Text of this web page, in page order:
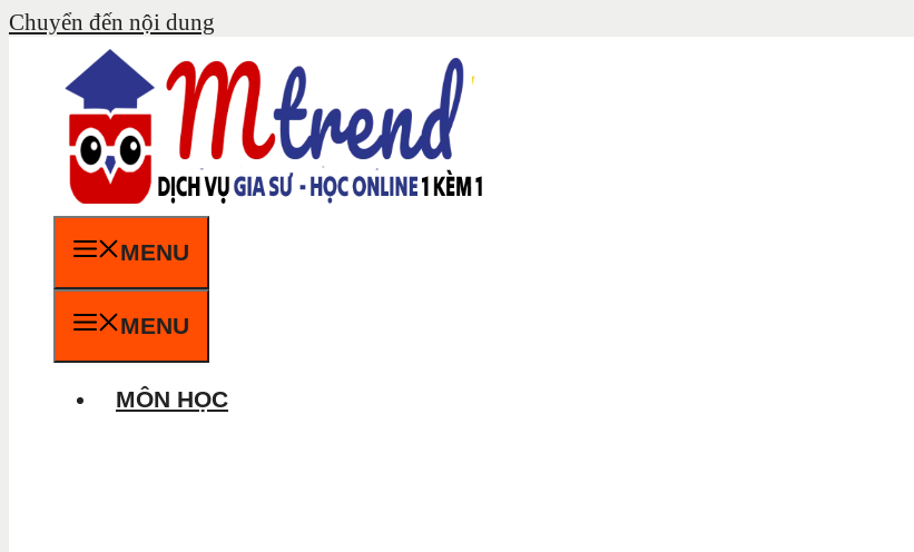
Chuyển đến nội dung
MENU
MENU
MÔN HỌC